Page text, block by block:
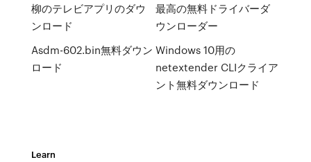
柳のテレビアプリのダウ
ンロード
Asdm-602.bin無料ダウン
ロード
最高の無料ドライバーダ
ウンローダー
Windows 10用の
netextender CLIクライア
ント無料ダウンロード
Learn